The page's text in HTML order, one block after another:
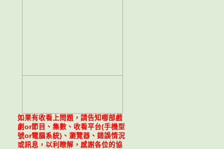
如果有收看上問題，請告知哪部戲
劇or節目、集數、收看平台(手機型
號or電腦系統)、瀏覽器、錯誤情況
或訊息，以利瞭解，感謝各位的協